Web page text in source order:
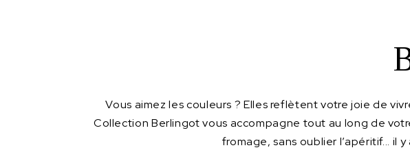
Vous aimez les couleurs ? Elles reflètent votre joie de
Collection Berlingot vous accompagne tout au long de
fromage, sans oublier l’apéritif...